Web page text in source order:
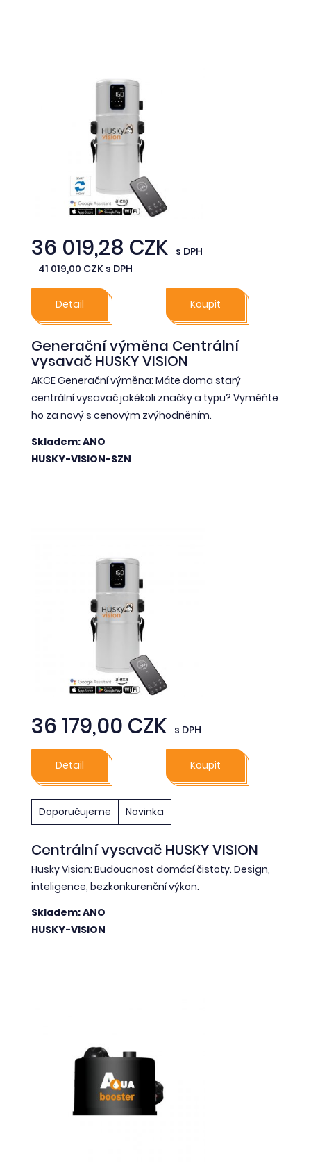
36 019,28 CZK s DPH
41 019,00 CZK s DPH
Detail Koupit
Generační výměna Centrální
vysavač HUSKY VISION
AKCE Generační výměna: Máte doma starý
centrální vysavač jakékoli značky a typu? Vyměňte
ho za nový s cenovým zvýhodněním.
Skladem: ANO
HUSKY-VISION-SZN
36 179,00 CZK s DPH
Detail Koupit
Doporučujeme Novinka
Centrální vysavač HUSKY VISION
Husky Vision: Budoucnost domácí čistoty. Design,
inteligence, bezkonkurenční výkon.
Skladem: ANO
HUSKY-VISION